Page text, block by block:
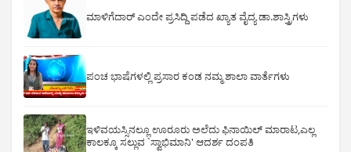
ಮಾಳಿಗೆದಾರ್ ಎಂದೇ ಪ್ರಸಿದ್ದಿ ಪಡೆದ ಖ್ಯಾತ ವೈದ್ಯ ಡಾ.ಶಾಸ್ತ್ರಿಗಳು
ಪಂಚ ಭಾಷೆಗಳಲ್ಲಿ ಪ್ರಸಾರ ಕಂಡ ನಮ್ಮ ಶಾಲಾ ವಾರ್ತೆಗಳು
ಇಳಿವಯಸ್ಸಿನಲ್ಲೂ ಊರೂರು ಅಲೆದು ಫಿನಾಯಿಲ್ ಮಾರಾಟ,ಎಲ್ಲ
ಕಾಲಕ್ಕೂ ಸಲ್ಲುವ `ಸ್ವಾಭಿಮಾನಿ' ಆದರ್ಶ ದಂಪತಿ